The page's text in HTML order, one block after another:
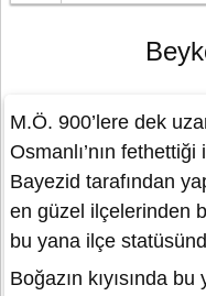
M.Ö. 900’lere dek
Osmanlı’nın
Bayezid tarafından
en güzel ilçelerinden
bu yana ilçe
Boğazın kıyısında